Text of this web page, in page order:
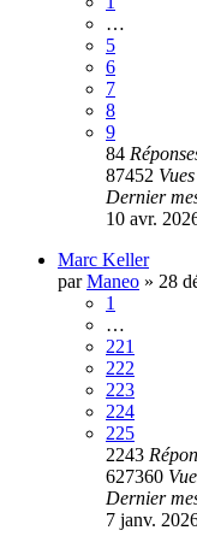
…
5
6
7
8
9
84
87452 Vues
Dernier
10 avr.
Marc Keller
parManeo » 28
1
…
221
222
223
224
225
2243
627360
Dernier
7 janv.